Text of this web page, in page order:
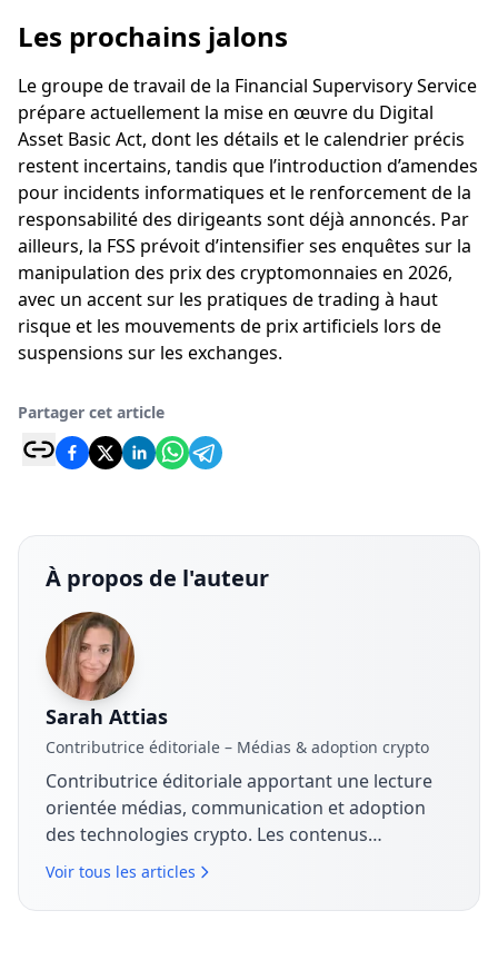
Les prochains jalons
Le groupe de travail de la Financial Supervisory Service
prépare actuellement la mise en œuvre du Digital
Asset Basic Act, dont les détails et le calendrier précis
restent incertains, tandis que l’introduction d’amendes
pour incidents informatiques et le renforcement de la
responsabilité des dirigeants sont déjà annoncés. Par
ailleurs, la FSS prévoit d’intensifier ses enquêtes sur la
manipulation des prix des cryptomonnaies en 2026,
avec un accent sur les pratiques de trading à haut
risque et les mouvements de prix artificiels lors de
suspensions sur les exchanges.
Partager cet article
À propos de l'auteur
Sarah Attias
Contributrice éditoriale – Médias & adoption crypto
Contributrice éditoriale apportant une lecture
orientée médias, communication et adoption
des technologies crypto. Les contenus
analysent les stratégies de marque, les
entreprises structurent leur discours autour du
Voir tous les articles